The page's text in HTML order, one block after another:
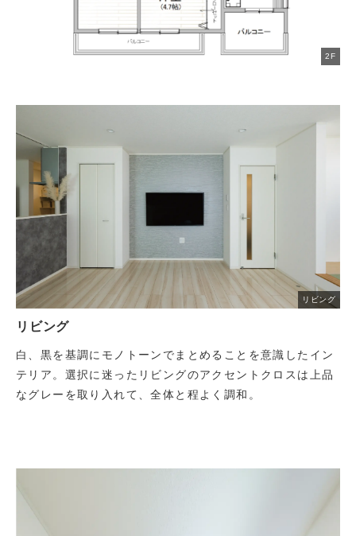
2F
リビング
リビング
白、黒を基調にモノトーンでまとめることを意識したイン
テリア。選択に迷ったリビングのアクセントクロスは上品
なグレーを取り入れて、全体と程よく調和。